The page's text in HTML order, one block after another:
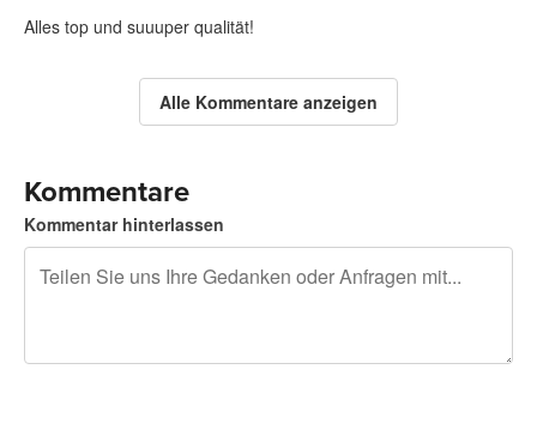
Alles top und suuuper qualität!
Alle Kommentare anzeigen
Kommentare
Kommentar hinterlassen